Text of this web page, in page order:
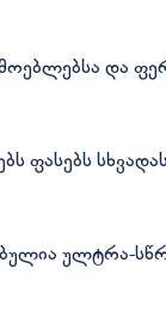
და
ფასებს
ულტრა-